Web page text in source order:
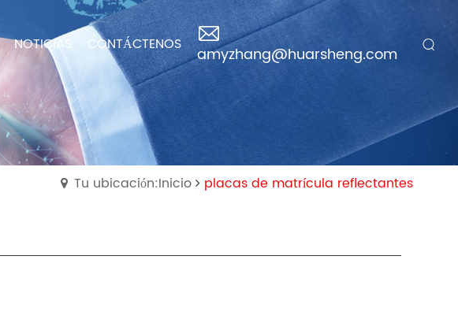
NOTICIAS CONTÁCTENOS amyzhang@huarsheng.com
Tu ubicación:Inicio placas de matrícula reflectantes